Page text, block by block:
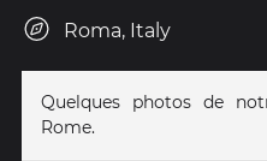
Roma, Italy
Quelques photos de
Rome.